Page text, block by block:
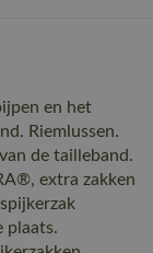
en het
Riemlussen.
de tailleband.
extra zakken
plaats.